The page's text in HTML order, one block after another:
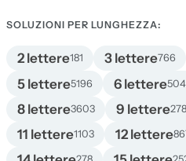
SOLUZIONI PER LUNGHEZZA:
2 lettere181 3 lettere766
5 lettere5196 6 lettere
8 lettere3603 9 lettere
11 lettere1103 12 lettere